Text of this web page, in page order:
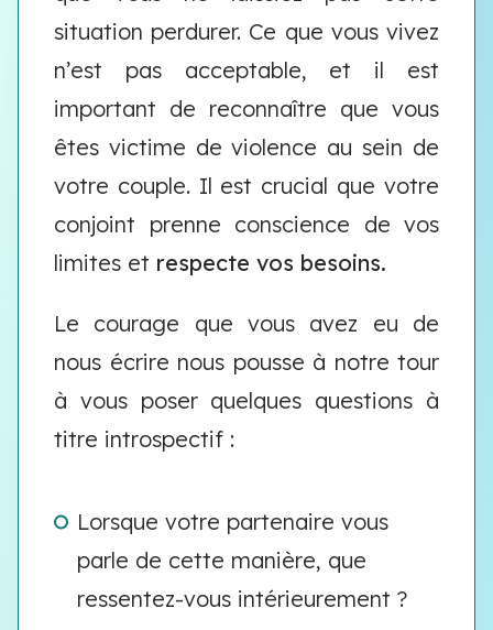
situation perdurer. Ce que vous vivez
n’est pas acceptable, et il est
important de reconnaître que vous
êtes victime de violence au sein de
votre couple. Il est crucial que votre
conjoint prenne conscience de vos
limites et respecte vos besoins.
Le courage que vous avez eu de
nous écrire nous pousse à notre tour
à vous poser quelques questions à
titre introspectif :
Lorsque votre partenaire vous
parle de cette manière, que
ressentez-vous intérieurement ?